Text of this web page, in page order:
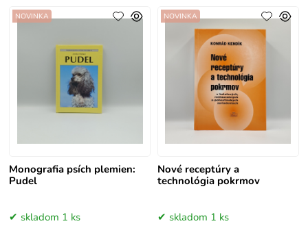
Monografia psích plemien:
Pudel
NOVINKA
skladom 1 ks
Nové receptúry a
technológia pokrmov
NOVINKA
skladom 1 ks